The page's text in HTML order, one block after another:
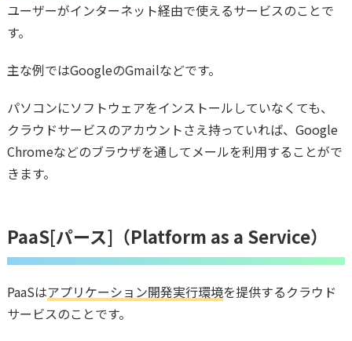
ユーザーがインターネット経由で使えるサービスのことで
す。
主な例ではGoogleのGmailなどです。
パソコンにソフトウェアをインストールしていなくても、
クラウドサービスのアカウントさえ持っていれば、Google
Chromeなどのブラウザを通してメールを利用することがで
きます。
PaaS[パース]（Platform as a Service）
PaaSはアプリケーション開発実行環境を提供するクラウド
サービスのことです。